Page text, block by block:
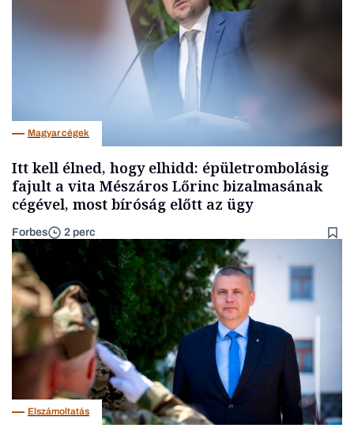
Magyar cégek
Itt kell élned, hogy elhidd: épületrombolásig
fajult a vita Mészáros Lőrinc bizalmasának
cégével, most bíróság előtt az ügy
Forbes 2 perc
Elszámoltatás